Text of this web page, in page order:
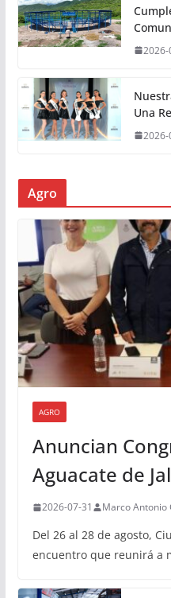
2026-
Una
2026-
Agro
AGRO
Anuncian
Aguacate de
2026-07-31 Marco Antonio
Del 26 al 28 de agosto,
encuentro que reunirá a